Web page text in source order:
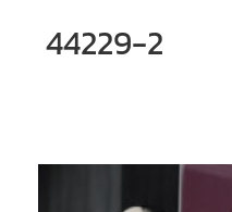
44229-2